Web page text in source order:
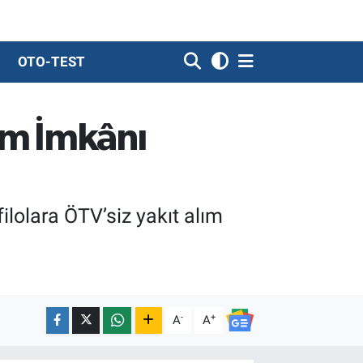
OTO-TEST
İmkânı
ÖTV’siz yakıt alım
A- A+